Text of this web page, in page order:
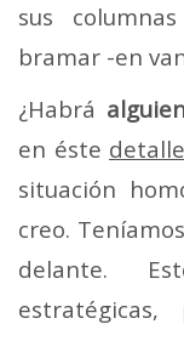
sus
bramar -en
¿Habrá
en éste detalle
situación
creo.
delante.